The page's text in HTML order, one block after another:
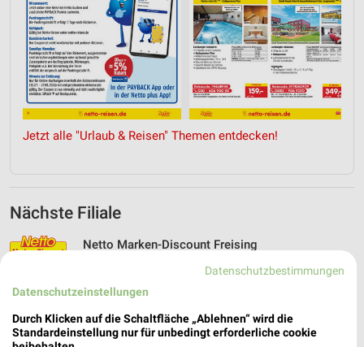
Jetzt alle "Urlaub & Reisen" Themen entdecken!
Nächste Filiale
Netto Marken-Discount Freising
474,26 km • Angebote: 4 Prospekte
Datenschutzbestimmungen
Datenschutzeinstellungen
Durch Klicken auf die Schaltfläche „Ablehnen“ wird die
Standardeinstellung nur für unbedingt erforderliche cookie